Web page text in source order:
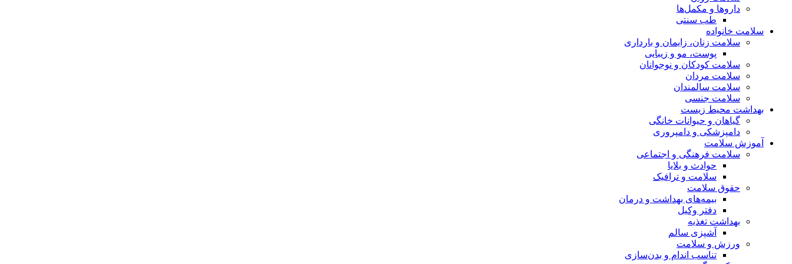
داروها و مکمل‌ها
طب سنتی
سلامت خانواده
سلامت زنان، زایمان و بارداری
پوست، مو و زیبایی
سلامت کودکان و نوجوانان
سلامت مردان
سلامت سالمندان
سلامت جنسی
بهداشت محیط زیست
گیاهان و حیوانات خانگی
دامپزشکی و دامپروری
آموزش سلامت
سلامت فرهنگی و اجتماعی
حوادث و بلایا
سلامت و ترافیک
حقوق سلامت
بیمه‌های بهداشت و درمان
دفتر وکیل
بهداشت تغذیه
آشپزی سالم
ورزش و سلامت
تناسب اندام و بدن‌سازی